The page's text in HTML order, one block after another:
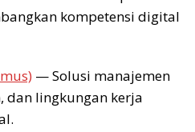
kompetensi digital
— Solusi manajemen
dan lingkungan kerja